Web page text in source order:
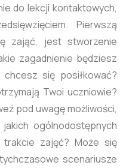
do lekcji kontaktowych,
Pierwszą
zająć, jest stworzenie
zagadnienie będziesz
chcesz się posiłkować?
Twoi uczniowie?
pod uwagę możliwości,
ogólnodostępnych
zajęć? Może się
scenariusze